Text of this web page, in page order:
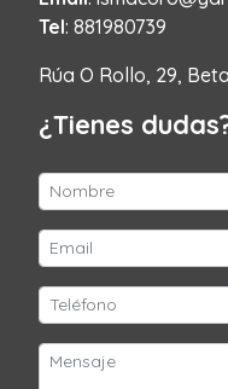
Tel: 881980739
Rúa O Rollo, 29,
¿Tienes